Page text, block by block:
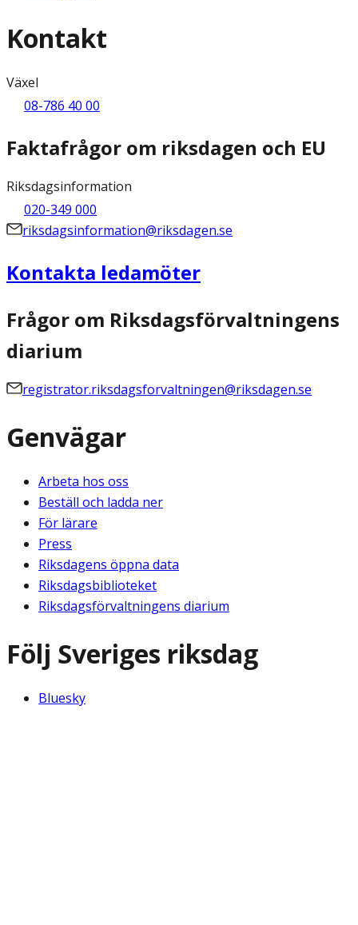
Kontakt
Växel
08-786 40 00
Faktafrågor om riksdagen och EU
Riksdagsinformation
020-349 000
riksdagsinformation@riksdagen.se
Kontakta ledamöter
Frågor om Riksdagsförvaltningens
diarium
registrator.riksdagsforvaltningen@riksdagen.se
Genvägar
Arbeta hos oss
Beställ och ladda ner
För lärare
Press
Riksdagens öppna data
Riksdagsbiblioteket
Riksdagsförvaltningens diarium
Följ Sveriges riksdag
Bluesky